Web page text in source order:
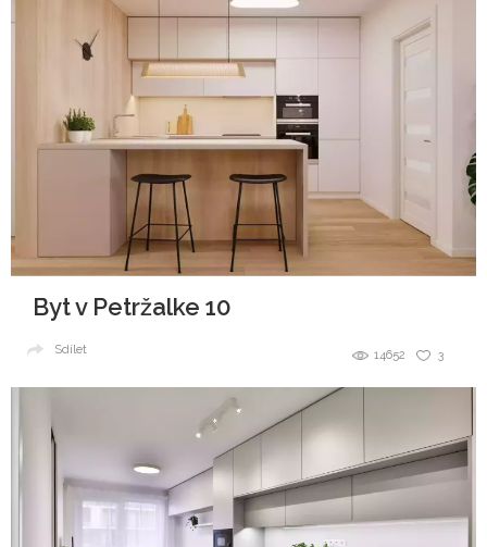
Byt v Petržalke 10
3
14652
Sdílet